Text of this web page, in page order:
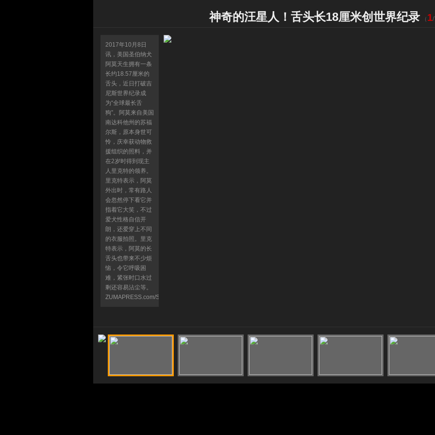
神奇的汪星人！舌头长18厘米创世界纪录 （ 1/
2017年10月8日
讯，美国圣伯纳犬
阿莫天生拥有一条
长约18.57厘米的
舌头，近日打破吉
尼斯世界纪录成
为“全球最长舌
狗”。阿莫来自美国
南达科他州的苏福
尔斯，原本身世可
怜，庆幸获动物救
援组织的照料，并
在2岁时得到现主
人里克特的领养。
里克特表示，阿莫
外出时，常有路人
会忽然停下看它并
指着它大笑，不过
爱犬性格自信开
朗，还爱穿上不同
的衣服拍照。里克
特表示，阿莫的长
舌头也带来不少烦
恼，令它呼吸困
难，紧张时口水过
剩还容易沾尘等。
ZUMAPRESS.com/SIPAPHOTO